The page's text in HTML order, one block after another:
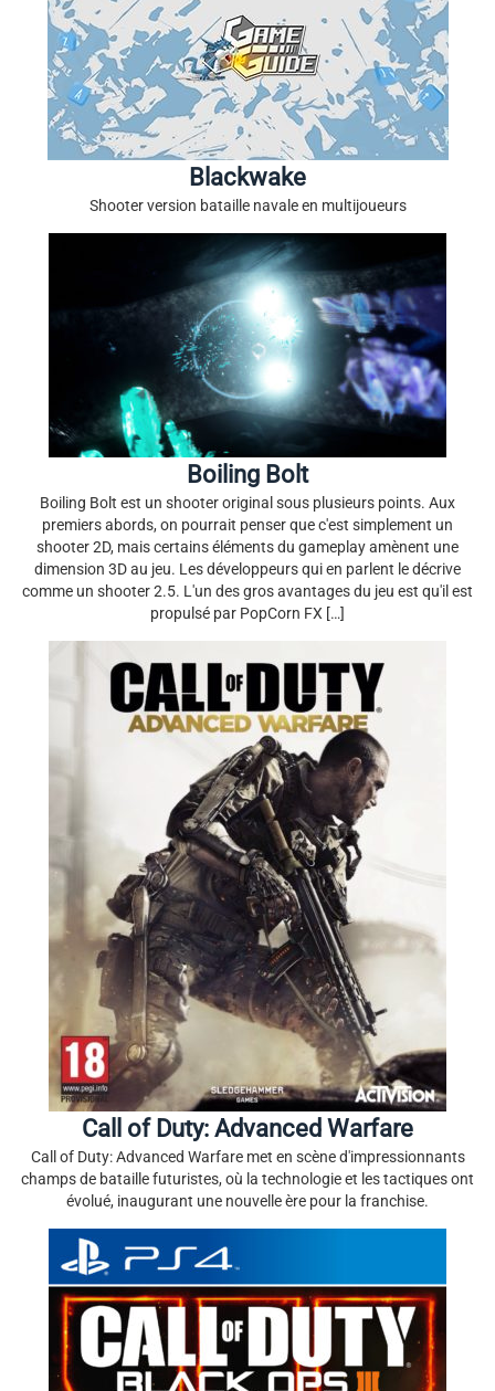
Blackwake
Shooter version bataille navale en multijoueurs
Boiling Bolt
Boiling Bolt est un shooter original sous plusieurs points. Aux
premiers abords, on pourrait penser que c'est simplement un
shooter 2D, mais certains éléments du gameplay amènent une
dimension 3D au jeu. Les développeurs qui en parlent le décrive
comme un shooter 2.5. L'un des gros avantages du jeu est qu'il est
propulsé par PopCorn FX […]
Call of Duty: Advanced Warfare
Call of Duty: Advanced Warfare met en scène d'impressionnants
champs de bataille futuristes, où la technologie et les tactiques ont
évolué, inaugurant une nouvelle ère pour la franchise.